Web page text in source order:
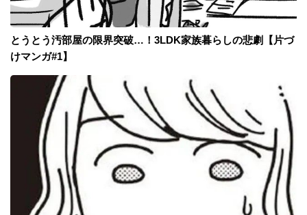
とうとう汚部屋の限界突破…！3LDK家族暮らしの悲劇【片づ
けマンガ#1】